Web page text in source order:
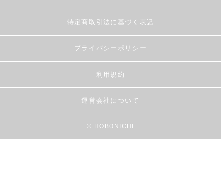
特定商取引法に基づく表記
プライバシーポリシー
利用規約
運営会社について
© HOBONICHI